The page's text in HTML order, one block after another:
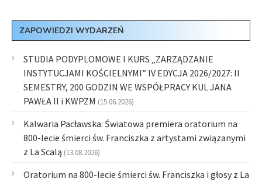
ZAPOWIEDZI WYDARZEŃ
STUDIA PODYPLOMOWE I KURS „ZARZĄDZANIE
INSTYTUCJAMI KOŚCIELNYMI” IV EDYCJA 2026/2027: II
SEMESTRY, 200 GODZIN WE WSPÓŁPRACY KUL JANA
PAWŁA II i KWPZM (15.06.2026)
Kalwaria Pacławska: Światowa premiera oratorium na
800-lecie śmierci św. Franciszka z artystami związanymi
z La Scalą (13.08.2026)
Oratorium na 800-lecie śmierci św. Franciszka i głosy z La